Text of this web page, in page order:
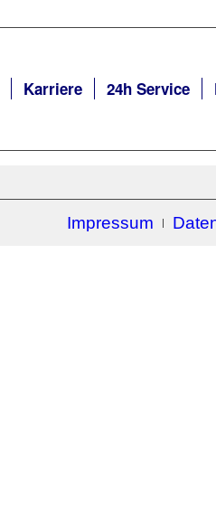
Karriere 24h Service
Impressum